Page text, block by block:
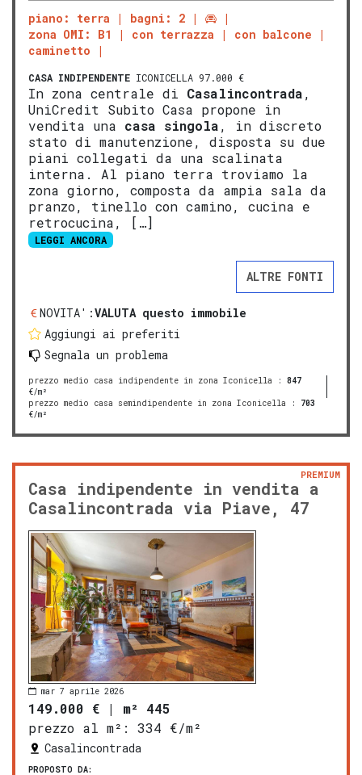
piano: terra
bagni: 2
zona OMI: B1
con terrazza
con balcone
caminetto
CASA INDIPENDENTE ICONICELLA 97.000 €
In zona centrale di Casalincontrada,
UniCredit Subito Casa propone in
vendita una casa singola, in discreto
stato di manutenzione, disposta su due
piani collegati da una scalinata
interna. Al piano terra troviamo la
zona giorno, composta da ampia sala da
pranzo, tinello con camino, cucina e
retrocucina, […]
LEGGI ANCORA
ALTRE FONTI
NOVITA':VALUTA questo immobile
Aggiungi ai preferiti
Segnala un problema
prezzo medio casa indipendente in zona Iconicella : 847
€/m²
prezzo medio casa semindipendente in zona Iconicella : 703
€/m²
Casa indipendente in vendita a
Casalincontrada via Piave, 47
PREMIUM
mar 7 aprile 2026
149.000 € | m² 445
prezzo al m²:
334 €/m²
Casalincontrada
PROPOSTO DA: